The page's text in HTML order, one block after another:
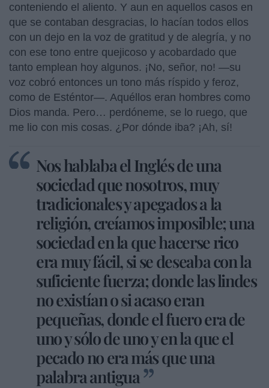
conteniendo el aliento. Y aun en aquellos casos en
que se contaban desgracias, lo hacían todos ellos
con un dejo en la voz de gratitud y de alegría, y no
con ese tono entre quejicoso y acobardado que
tanto emplean hoy algunos. ¡No, señor, no! —su
voz cobró entonces un tono más ríspido y feroz,
como de Esténtor—. Aquéllos eran hombres como
Dios manda. Pero… perdóneme, se lo ruego, que
me lio con mis cosas. ¿Por dónde iba? ¡Ah, sí!
Nos hablaba el Inglés de una
sociedad que nosotros, muy
tradicionales y apegados a la
religión, creíamos imposible; una
sociedad en la que hacerse rico
era muy fácil, si se deseaba con la
suficiente fuerza; donde las lindes
no existían o si acaso eran
pequeñas, donde el fuero era de
uno y sólo de uno y en la que el
pecado no era más que una
palabra antigua